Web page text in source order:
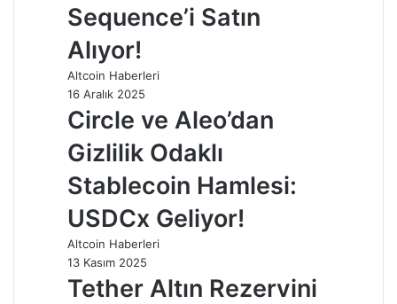
Sequence’i Satın
Alıyor!
Altcoin Haberleri
16 Aralık 2025
Circle ve Aleo’dan
Gizlilik Odaklı
Stablecoin Hamlesi:
USDCx Geliyor!
Altcoin Haberleri
13 Kasım 2025
Tether Altın Rezervini